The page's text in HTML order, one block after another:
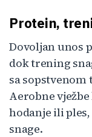
Protein,
Dovoljan unos
dok trening
sa
Aerobne
hodanje ili
snage.